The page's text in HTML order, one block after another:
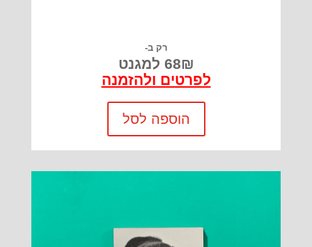
רק ב-
68₪ למגנט
לפרטים ולהזמנה
הוספה לסל